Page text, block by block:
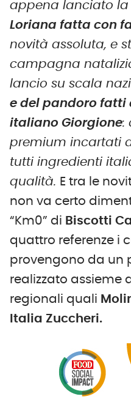
appena lanciato la
Loriana fatta con
novità assoluta, e
campagna
lancio su scala
e del pandoro fatti
italiano Giorgione:
premium incartati
tutti ingredienti
qualità. E tra le
non va certo
“Km0” di Biscotti
quattro referenze i
provengono da un
realizzato assieme
regionali quali
Italia Zuccheri.